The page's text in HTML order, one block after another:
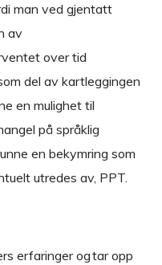
man ved gjentatt
av
over tid
del av kartleggingen
en mulighet til
på språklig
en bekymring som
utredes av, PPT.
erfaringer og tar opp